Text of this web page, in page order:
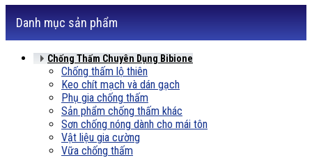
Danh mục sản phẩm
Chống Thấm Chuyên Dụng Bibione
Chống thấm lộ thiên
Keo chít mạch và dán gạch
Phụ gia chống thấm
Sản phẩm chống thấm khác
Sơn chống nóng dành cho mái tôn
Vật liệu gia cường
Vữa chống thấm